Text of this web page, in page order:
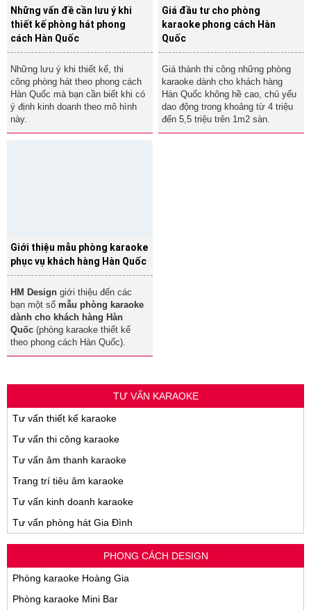
Những vấn đề cần lưu ý khi
thiết kế phòng hát phong
cách Hàn Quốc
Những lưu ý khi thiết kế, thi
công phòng hát theo phong cách
Hàn Quốc mà bạn cần biết khi có
ý định kinh doanh theo mô hình
này.
Giá đầu tư cho phòng
karaoke phong cách Hàn
Quốc
Giá thành thi công những phòng
karaoke dành cho khách hàng
Hàn Quốc không hề cao, chủ yếu
dao động trong khoảng từ 4 triệu
đến 5,5 triệu trên 1m2 sàn.
Giới thiệu mẫu phòng karaoke
phục vụ khách hàng Hàn Quốc
HM Design giới thiệu đến các
bạn một số mẫu phòng karaoke
dành cho khách hàng Hàn
Quốc (phòng karaoke thiết kế
theo phong cách Hàn Quốc).
TƯ VẤN KARAOKE
Tư vấn thiết kế karaoke
Tư vấn thi công karaoke
Tư vấn âm thanh karaoke
Trang trí tiêu âm karaoke
Tư vấn kinh doanh karaoke
Tư vấn phòng hát Gia Đình
PHONG CÁCH DESIGN
Phòng karaoke Hoàng Gia
Phòng karaoke Mini Bar